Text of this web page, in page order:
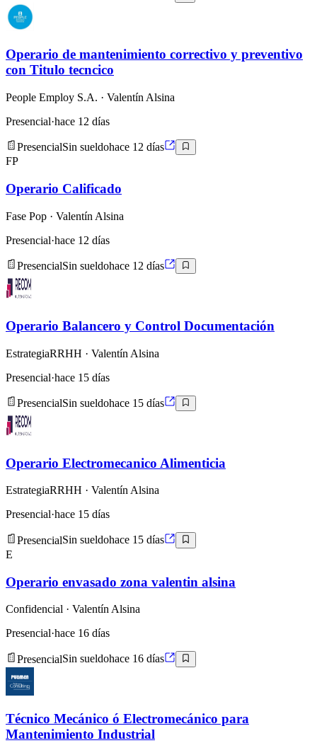
Operario de mantenimiento correctivo y preventivo
con Titulo tecncico
People Employ S.A. · Valentín Alsina
Presencial·hace 12 días
PresencialSin sueldohace 12 días
FP
Operario Calificado
Fase Pop · Valentín Alsina
Presencial·hace 12 días
PresencialSin sueldohace 12 días
Operario Balancero y Control Documentación
EstrategiaRRHH · Valentín Alsina
Presencial·hace 15 días
PresencialSin sueldohace 15 días
Operario Electromecanico Alimenticia
EstrategiaRRHH · Valentín Alsina
Presencial·hace 15 días
PresencialSin sueldohace 15 días
E
Operario envasado zona valentin alsina
Confidencial · Valentín Alsina
Presencial·hace 16 días
PresencialSin sueldohace 16 días
Técnico Mecánico ó Electromecánico para
Mantenimiento Industrial